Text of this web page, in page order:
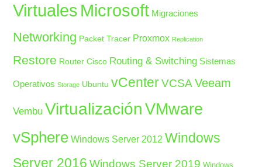
Virtuales Microsoft Migraciones
Networking Packet Tracer Proxmox Replication
Restore Router Cisco Routing & Switching Sistemas
Operativos Storage Ubuntu vCenter VCSA Veeam
Vembu Virtualización VMware
vSphere Windows Server 2012 Windows
Server 2016 Windows Server 2019 Windows